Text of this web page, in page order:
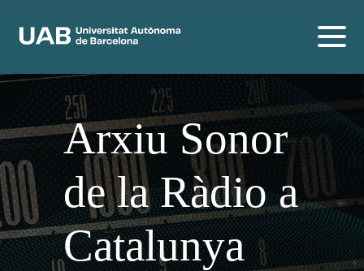
Arxiu Sonor
de la Ràdio a
Catalunya